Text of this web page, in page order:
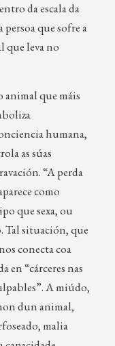
da escala da
persoa que sofre a
que leva no
animal que máis
humana,
as súas
“A perda
como
que sexa, ou
Tal situación, que
conecta coa
en “cárceres nas
A miúdo,
dun animal,
malia